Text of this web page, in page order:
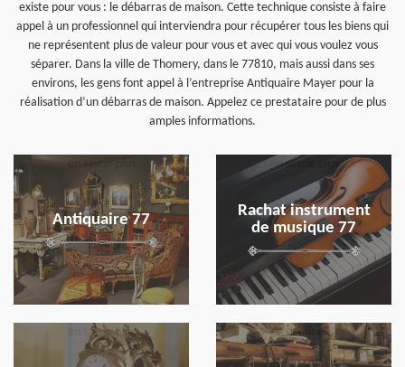
existe pour vous : le débarras de maison. Cette technique consiste à faire
appel à un professionnel qui interviendra pour récupérer tous les biens qui
ne représentent plus de valeur pour vous et avec qui vous voulez vous
séparer. Dans la ville de Thomery, dans le 77810, mais aussi dans ses
environs, les gens font appel à l’entreprise Antiquaire Mayer pour la
réalisation d’un débarras de maison. Appelez ce prestataire pour de plus
amples informations.
Antiquaire 77
en savoir plus
Rachat instrument
de musique 77
en savoir plus
en savoir plus en savoir plus